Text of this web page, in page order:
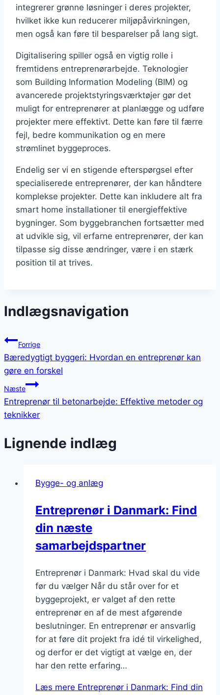
integrerer grønne løsninger i deres projekter,
hvilket ikke kun reducerer miljøpåvirkningen,
men også kan føre til besparelser på lang sigt.
Digitalisering spiller også en vigtig rolle i
fremtidens entreprenørarbejde. Teknologier
som Building Information Modeling (BIM) og
avancerede projektstyringsværktøjer gør det
muligt for entreprenører at planlægge og udføre
projekter mere effektivt. Dette kan føre til færre
fejl, bedre kommunikation og en mere
strømlinet byggeproces.
Endelig ser vi en stigende efterspørgsel efter
specialiserede entreprenører, der kan håndtere
komplekse projekter. Dette kan inkludere alt fra
smart home installationer til energieffektive
bygninger. Som byggebranchen fortsætter med
at udvikle sig, vil erfarne entreprenører, der kan
tilpasse sig disse ændringer, være i en stærk
position til at trives.
Indlægsnavigation
Forrige
Bæredygtigt byggeri: Hvordan en entreprenør kan
gøre en forskel
Næste
Entreprenør til betonarbejde: Effektive metoder og
teknikker
Lignende indlæg
Bygge- og anlæg
Entreprenør i Danmark: Find
din næste
samarbejdspartner
Entreprenør i Danmark: Hvad skal du vide
før du vælger Når du står over for et
byggeprojekt, er valget af den rette
entreprenør en af de mest afgørende
beslutninger. En entreprenør er ansvarlig
for at føre dit projekt fra idé til virkelighed,
og derfor er det vigtigt at vælge en, der
har den rette erfaring…
Læs mere Entreprenør i Danmark: Find din